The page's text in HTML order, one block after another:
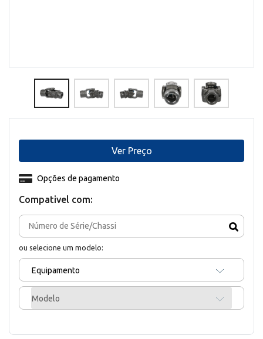
Compativel com:
ou selecione um modelo:
Equipamento
Modelo
Opções de pagamento
Ver Preço